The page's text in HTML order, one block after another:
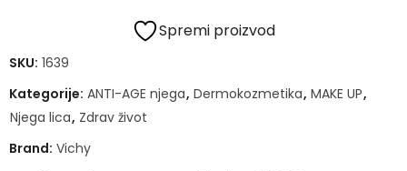
Spremi proizvod
SKU: 1639
Kategorije: ANTI-AGE njega, Dermokozmetika, MAKE UP,
Njega lica, Zdrav život
Brand: Vichy